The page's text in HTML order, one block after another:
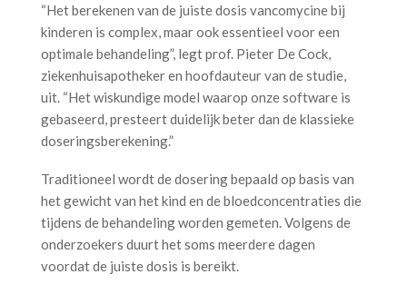
“Het berekenen van de juiste dosis vancomycine bij
kinderen is complex, maar ook essentieel voor een
optimale behandeling”, legt prof. Pieter De Cock,
ziekenhuisapotheker en hoofdauteur van de studie,
uit. “Het wiskundige model waarop onze software is
gebaseerd, presteert duidelijk beter dan de klassieke
doseringsberekening.”
Traditioneel wordt de dosering bepaald op basis van
het gewicht van het kind en de bloedconcentraties die
tijdens de behandeling worden gemeten. Volgens de
onderzoekers duurt het soms meerdere dagen
voordat de juiste dosis is bereikt.